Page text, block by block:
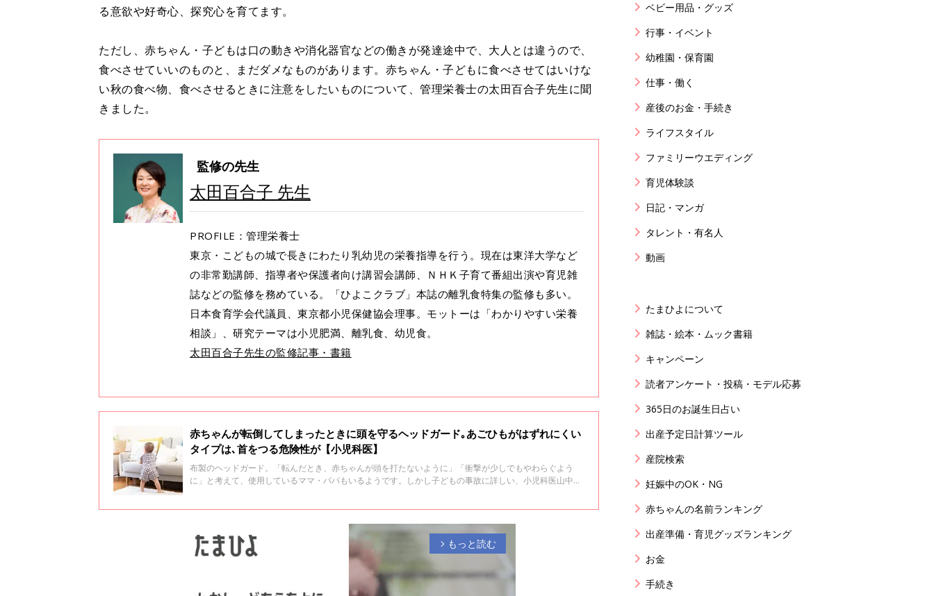
る意欲や好奇心、探究心を育てます。
ただし、赤ちゃん・子どもは口の動きや消化器官などの働きが発達途中で、大人とは違うので、
食べさせていいのものと、まだダメなものがあります。赤ちゃん・子どもに食べさせてはいけな
い秋の食べ物、食べさせるときに注意をしたいものについて、管理栄養士の太田百合子先生に聞
きました。
監修の先生
太田百合子 先生
PROFILE：管理栄養士
東京・こどもの城で長きにわたり乳幼児の栄養指導を行う。現在は東洋大学など
の非常勤講師、指導者や保護者向け講習会講師、ＮＨＫ子育て番組出演や育児雑
誌などの監修を務めている。「ひよこクラブ」本誌の離乳食特集の監修も多い。
日本食育学会代議員、東京都小児保健協会理事。モットーは「わかりやすい栄養
相談」、研究テーマは小児肥満、離乳食、幼児食。
太田百合子先生の監修記事・書籍
赤ちゃんが転倒してしまったときに頭を守るヘッドガード｡あごひもがはずれにくい
タイプは､首をつる危険性が【小児科医】
布製のヘッドガード。「転んだとき、赤ちゃんが頭を打たないように」「衝撃が少しでもやわらぐよう
に」と考えて、使用しているママ・パパもいるようです。しかし子どもの事故に詳しい、小児科医山中龍
arrow_forward_ios もっと読む
ベビー用品・グッズ
行事・イベント
幼稚園・保育園
仕事・働く
産後のお金・手続き
ライフスタイル
ファミリーウエディング
育児体験談
日記・マンガ
タレント・有名人
動画
たまひよについて
雑誌・絵本・ムック書籍
キャンペーン
読者アンケート・投稿・モデル応募
365日のお誕生日占い
出産予定日計算ツール
産院検索
妊娠中のOK・NG
赤ちゃんの名前ランキング
出産準備・育児グッズランキング
お金
手続き